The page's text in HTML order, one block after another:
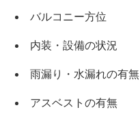
バルコニー方位
内装・設備の状況
雨漏り・水漏れの有無
アスベストの有無